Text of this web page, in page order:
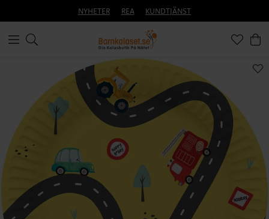
NYHETER REA KUNDTJÄNST